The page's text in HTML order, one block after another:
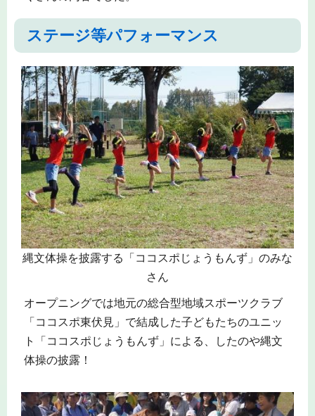
ステージ等パフォーマンス
縄文体操を披露する「ココスポじょうもんず」のみな
さん
オープニングでは地元の総合型地域スポーツクラブ
「ココスポ東伏見」で結成した子どもたちのユニッ
ト「ココスポじょうもんず」による、したのや縄文
体操の披露！